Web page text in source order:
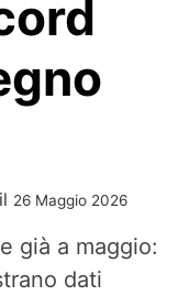
il 26 Maggio 2026
già a maggio:
dati